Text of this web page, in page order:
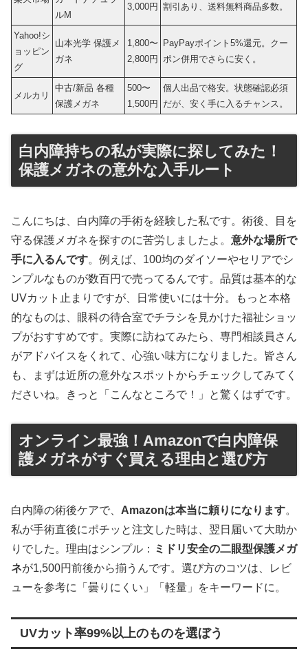
ルM
3,000円 割引あり、送料無料商品多数。
Yahoo!シ
ョッピン
グ
山本光学 保護メ
ガネ
1,800〜
2,800円
PayPayポイント5%還元。クー
ポン併用でさらに安く。
メルカリ
中古/新品 各種
保護メガネ
500〜
1,500円
個人出品で格安。状態確認必須
だが、安く手に入るチャンス。
白内障持ちの私が実際に探してみた！
保護メガネの意外な入手ルート
こんにちは、白内障の手術を経験した私です。術後、目を
守る保護メガネを探すのに苦労しましたよ。 意外な場所で
手に入るんです。例えば、100均のダイソーやセリアでシ
ンプルなものが数百円で売ってるんです。品質は基本的な
UVカット止まりですが、日常使いには十分。もっと本格
的なものは、眼科の待合室でチラシを見かけた福祉ショッ
プがおすすめです。実際に訪ねてみたら、専門相談員さん
がアドバイスをくれて、心強い味方になりました。皆さん
も、まずは近所の意外なスポットからチェックしてみてく
ださいね。きっと「こんなところで！」と驚くはずです。
オンライン最強！Amazonで白内障保
護メガネがすぐ買える理由と選び方
白内障の術後ケアで、 Amazonは本当に頼りになります。
私が手術直後にポチッと注文した時は、翌日届いて大助か
りでした。理由はシンプル： ミドリ安全の二眼型保護メガ
ネが1,500円前後から揃うんです。選び方のコツは、レビ
ューを参考に「曇りにくい」「軽量」をキーワードに。
UVカット率99%以上のものを選ぼう